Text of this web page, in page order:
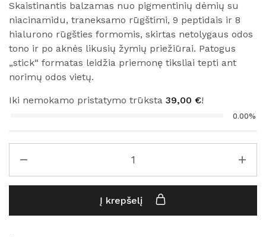
Skaistinantis balzamas nuo pigmentinių dėmių su
niacinamidu, traneksamo rūgštimi, 9 peptidais ir 8
hialurono rūgšties formomis, skirtas netolygaus odos
tono ir po aknės likusių žymių priežiūrai. Patogus
„stick“ formatas leidžia priemonę tiksliai tepti ant
norimų odos vietų.
Iki nemokamo pristatymo trūksta 39,00 €!
0.00%
Į krepšelį